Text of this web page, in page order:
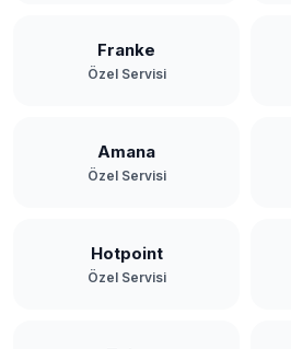
Franke
Özel Servisi
Amana
Özel Servisi
Hotpoint
Özel Servisi